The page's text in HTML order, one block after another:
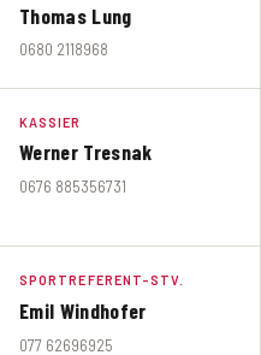
Thomas Lung
0680 2118968
KASSIER
Werner Tresnak
0676 885356731
SPORTREFERENT-STV.
Emil Windhofer
077 62696925